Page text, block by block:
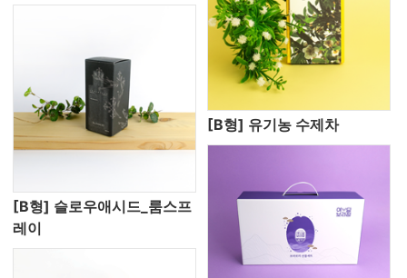
[B형] 슬로우애시드_룸스프
레이
[B형] 유기농 수제차